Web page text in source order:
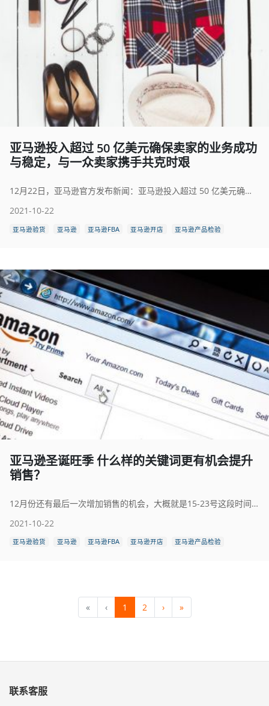
亚马逊投入超过 50 亿美元确保卖家的业务成功
与稳定，与一众卖家携手共克时艰
12月22日，亚马逊官方发布新闻：亚马逊投入超过 50 亿美元确保卖家的业务成功与稳定，与一众卖家携手共克时艰。原文如下：
2021-10-22
亚马逊验货 亚马逊 亚马逊FBA 亚马逊开店 亚马逊产品检验
亚马逊圣诞旺季 什么样的关键词更有机会提升
销售？
12月份还有最后一次增加销售的机会，大概就是15-23号这段时间。
2021-10-22
亚马逊验货 亚马逊 亚马逊FBA 亚马逊开店 亚马逊产品检验
« ‹ 1 2 › »
联系客服